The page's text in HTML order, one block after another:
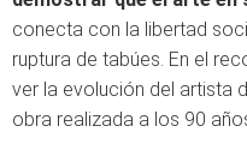
conecta con la libertad
ruptura de tabúes. En el
ver la evolución del artista
obra realizada a los 90